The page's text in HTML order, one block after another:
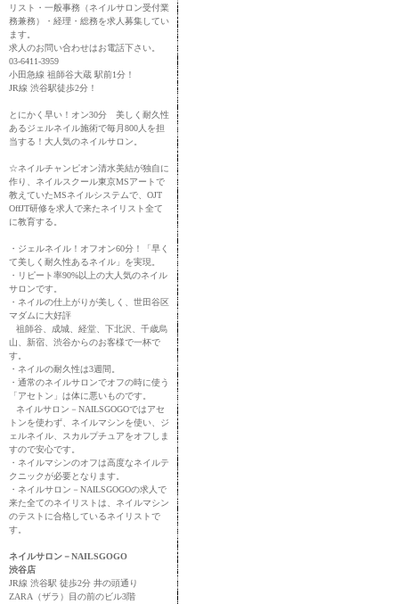
リスト・一般事務（ネイルサロン受付業
務兼務）・経理・総務を求人募集してい
ます。
求人のお問い合わせはお電話下さい。
03-6411-3959
小田急線 祖師谷大蔵 駅前1分！
JR線 渋谷駅徒歩2分！
とにかく早い！オン30分 美しく耐久性
あるジェルネイル施術で毎月800人を担
当する！大人気のネイルサロン。
☆ネイルチャンピオン清水美結が独自に
作り、ネイルスクール東京MSアートで
教えていたMSネイルシステムで、OJT
OffJT研修を求人で来たネイリスト全て
に教育する。
・ジェルネイル！オフオン60分！「早く
て美しく耐久性あるネイル」を実現。
・リピート率90%以上の大人気のネイル
サロンです。
・ネイルの仕上がりが美しく、世田谷区
マダムに大好評
祖師谷、成城、経堂、下北沢、千歳烏
山、新宿、渋谷からのお客様で一杯で
す。
・ネイルの耐久性は3週間。
・通常のネイルサロンでオフの時に使う
「アセトン」は体に悪いものです。
ネイルサロン－NAILSGOGOではアセ
トンを使わず、ネイルマシンを使い、ジ
ェルネイル、スカルプチュアをオフしま
すので安心です。
・ネイルマシンのオフは高度なネイルテ
クニックが必要となります。
・ネイルサロン－NAILSGOGOの求人で
来た全てのネイリストは、ネイルマシン
のテストに合格しているネイリストで
す。
ネイルサロン－NAILSGOGO
渋谷店
JR線 渋谷駅 徒歩2分 井の頭通り
ZARA（ザラ）目の前のビル3階